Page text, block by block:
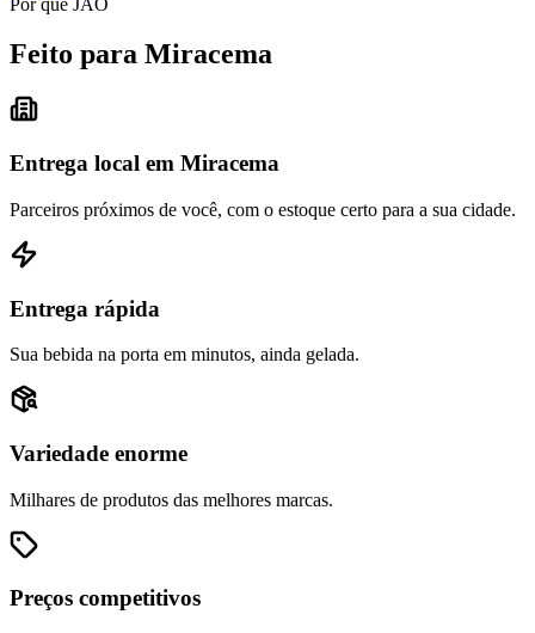
Feito para Miracema
Entrega local em Miracema
Parceiros próximos de você, com o estoque certo para a sua cidade.
Entrega rápida
Sua bebida na porta em minutos, ainda gelada.
Variedade enorme
Milhares de produtos das melhores marcas.
Preços competitivos